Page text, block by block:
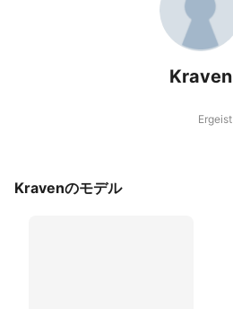
Kraven
Ergeist
Kravenのモデル